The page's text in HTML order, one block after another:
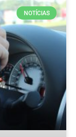
NOTÍCIAS